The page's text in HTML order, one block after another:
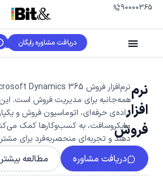
90000365
دریافت مشاوره رایگان
نرم‌
افزار
فروش
همه‌جانبه برای مدیریت فروش است. این
داده‌ی حرفه‌ای، اتوماسیون فروش و
مایکروسافت، به کسب‌وکارها کمک
دهند و تجربه‌ای منحصربه‌فرد برای
دریافت مشاوره مطالعه بیشتر